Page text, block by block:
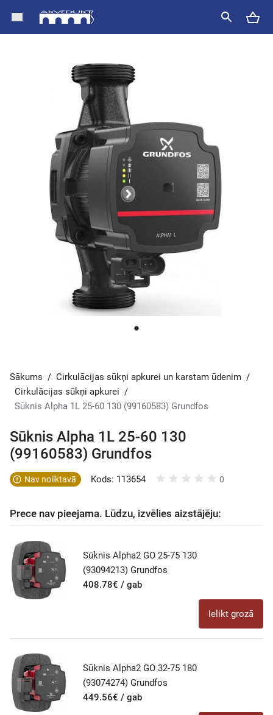
Sākums / Cirkulācijas sūkņi apkurei un karstam ūdenim /
Cirkulācijas sūkņi apkurei /
Sūknis Alpha 1L 25-60 130 (99160583) Grundfos
Sūknis Alpha 1L 25-60 130
(99160583) Grundfos
Nav noliktavā Kods: 113654 0
Prece nav pieejama. Lūdzu, izvēlies aizstājēju:
Sūknis Alpha2 GO 25-75 130
(93094213) Grundfos
408.78€ / gab
Ielikt grozā
Sūknis Alpha2 GO 32-75 180
(93074274) Grundfos
449.56€ / gab